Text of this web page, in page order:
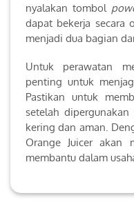
nyalakan tombol
dapat bekerja secara
menjadi dua bagian
Untuk perawatan
penting untuk
Pastikan untuk
setelah
kering dan aman.
Orange Juicer akan
membantu dalam